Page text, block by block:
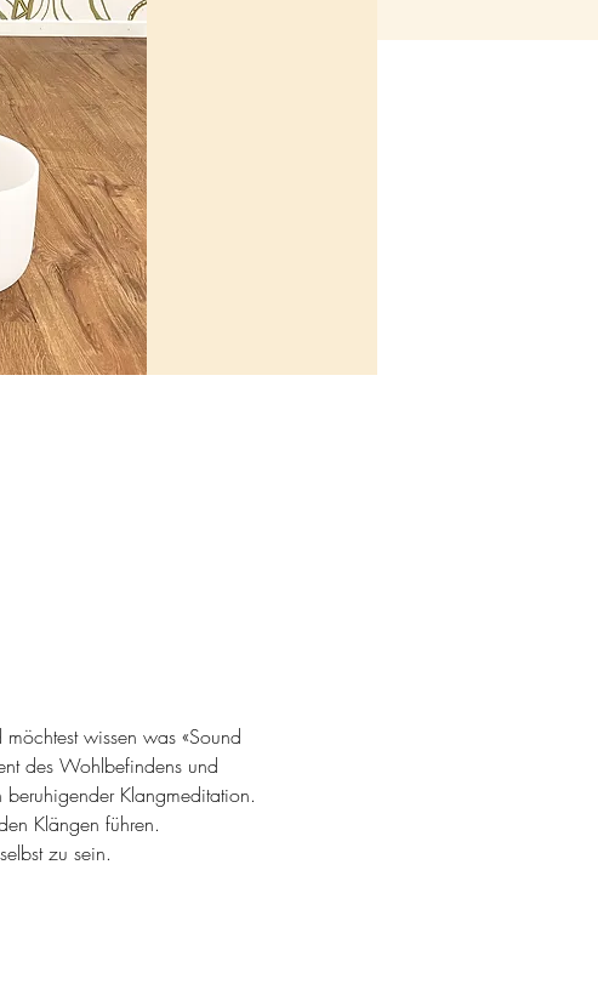
wissen was «Sound
des Wohlbefindens und
Klangmeditation.
Klängen führen.
zu sein.